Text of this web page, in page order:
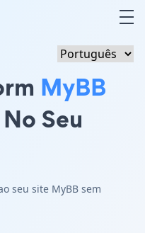
MyBB
Seu
seu site MyBB sem